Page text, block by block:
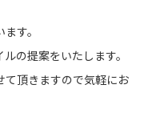
す。
の提案をいたします。
て頂きますので気軽にお